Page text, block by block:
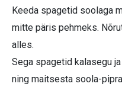
Keeda spagetid soolaga
mitte päris pehmeks.
alles.
Sega spagetid kalasegu
ning maitsesta soola-